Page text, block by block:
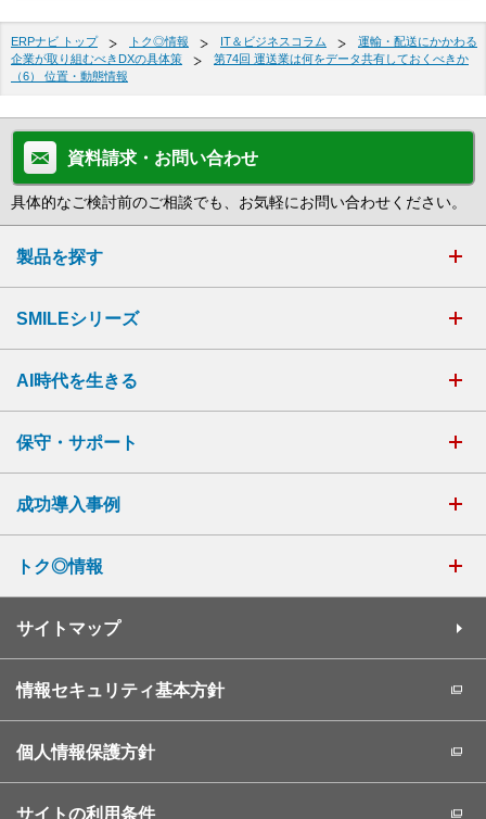
ERPナビ トップ トク◎情報 IT＆ビジネスコラム
運輸・配送にかかわる
企業が取り組むべきDXの具体策
第74回 運送業は何をデータ共有しておくべきか
（6） 位置・動態情報
資料請求・お問い合わせ
具体的なご検討前のご相談でも、お気軽にお問い合わせください。
製品を探す
SMILEシリーズ
AI時代を生きる
保守・サポート
成功導入事例
トク◎情報
サイトマップ
情報セキュリティ基本方針
個人情報保護方針
サイトの利用条件